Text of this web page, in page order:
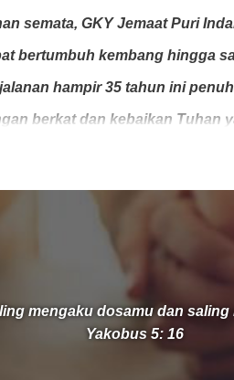
semata, GKY Jemaat Puri
bertumbuh kembang hingga
hampir 35 tahun ini penuh
berkat dan kebaikan Tuhan
atau peletakan batu
pembangunan gedung
mengaku dosamu dan
Yakobus 5: 16